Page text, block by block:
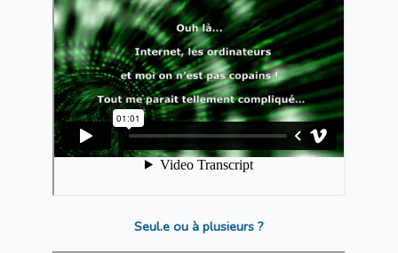
Seul.e ou à plusieurs ?